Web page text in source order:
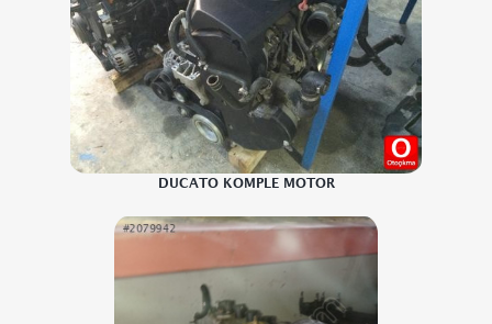
DUCATO KOMPLE MOTOR